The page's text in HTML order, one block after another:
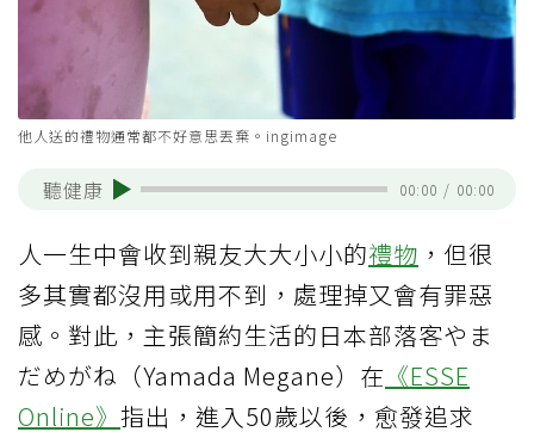
他人送的禮物通常都不好意思丟棄。ingimage
聽健康 00:00 / 00:00
人一生中會收到親友大大小小的禮物 ，但很
多其實都沒用或用不到，處理掉又會有罪惡
感。對此，主張簡約生活的日本部落客やま
だめがね（Yamada Megane）在 《ESSE
Online》 指出，進入50歲以後，愈發追求